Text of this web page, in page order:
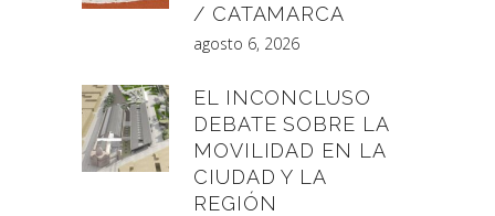
/ CATAMARCA
agosto 6, 2026
EL INCONCLUSO
DEBATE SOBRE LA
MOVILIDAD EN LA
CIUDAD Y LA
REGIÓN